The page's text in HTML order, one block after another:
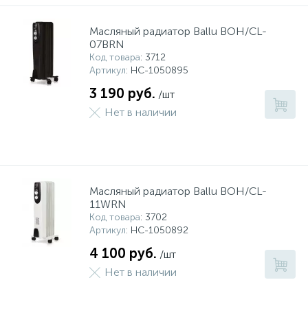
Масляный радиатор Ballu BOH/CL-
07BRN
Код товара: 3712
Артикул: НС-1050895
3 190 руб. /шт
Нет в наличии
Масляный радиатор Ballu BOH/CL-
11WRN
Код товара: 3702
Артикул: НС-1050892
4 100 руб. /шт
Нет в наличии